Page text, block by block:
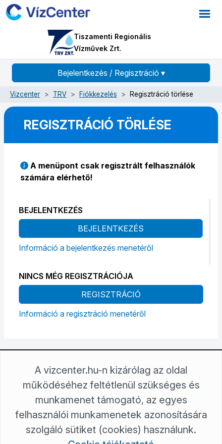
Tiszamenti Regionális
Vízművek Zrt.
Bejelentkezés / Regisztráció ▾
Vizcenter TRV Fiókkezelés Regisztráció törlése
REGISZTRÁCIÓ TÖRLÉSE
A menüpont csak regisztrált felhasználók
számára elérhető!
BEJELENTKEZÉS
BEJELENTKEZÉS
Információ a bejelentkezés menetéről
NINCS MÉG REGISZTRÁCIÓJA
REGISZTRÁCIÓ
Információ a regisztráció menetéről
Tiszamenti Regionális Vízművek Zrt.
5000 Szolnok, Kossuth Lajos út 5.
+36/80 205-157
ugyfelszolgalat.szolnok@trvzrt.hu
Tiszamenti Regionális Vízművek Zrt. © Minden jog fenntartva!
Töltse le VízCenter applikációnkat:
A vizcenter.hu-n kizárólag az oldal
működéséhez feltétlenül szükséges és
munkamenet támogató, az egyes
felhasználói munkamenetek azonosítására
szolgáló sütiket (cookies) használunk.